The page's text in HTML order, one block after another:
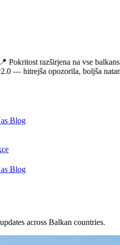
razširjena na vse balkanske
opozorila, boljša
Blog
Blog
across Balkan countries.